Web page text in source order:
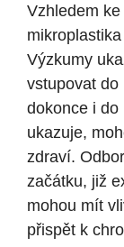
Vzhledem
Výzkumy
vstupovat do
dokonce i do
ukazuje,
zdraví.
začátku, již
mohou mít
přispět k